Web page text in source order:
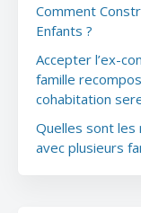
Comment
Enfants ?
Accepter l’ex-
famille
cohabitation
Quelles sont les
avec plusieurs